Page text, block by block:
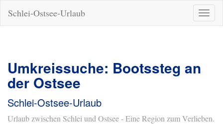
ein-/
Schlei-Ostsee-Urlaub
Umkreissuche: Bootssteg an
der Ostsee
Schlei-Ostsee-Urlaub
Urlaub zwischen Schlei und Ostsee - Eine Region zum Verlieben.